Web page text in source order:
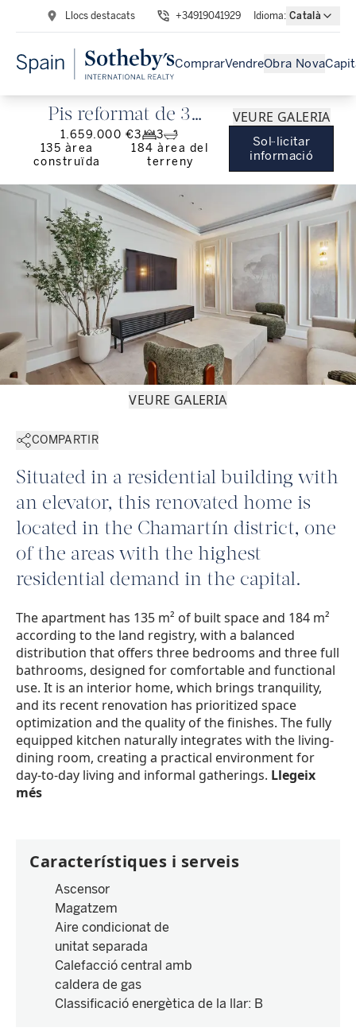
Llocs destacats +34919041929 Idioma: Català
ComprarVendreObra Nova
Pis reformat de 3
dormitoris a Chamartín
1.659.000 €3
3
135 àrea
construïda
184 àrea del
terreny
VEURE GALERIA
Sol·licitar
informació
VEURE GALERIA
COMPARTIR
Situated in a residential building with
an elevator, this renovated home is
located in the Chamartín district, one
of the areas with the highest
residential demand in the capital.
The apartment has 135 m² of built space and 184 m²
according to the land registry, with a balanced
distribution that offers three bedrooms and three full
bathrooms, designed for comfortable and functional
use. It is an interior home, which brings tranquility,
and its recent renovation has prioritized space
optimization and the quality of the finishes. The fully
equipped kitchen naturally integrates with the living-
dining room, creating a practical environment for
day-to-day living and informal gatherings. Llegeix
més
Característiques i serveis
Ascensor
Magatzem
Aire condicionat de
unitat separada
Calefacció central amb
caldera de gas
Classificació energètica de la llar: B